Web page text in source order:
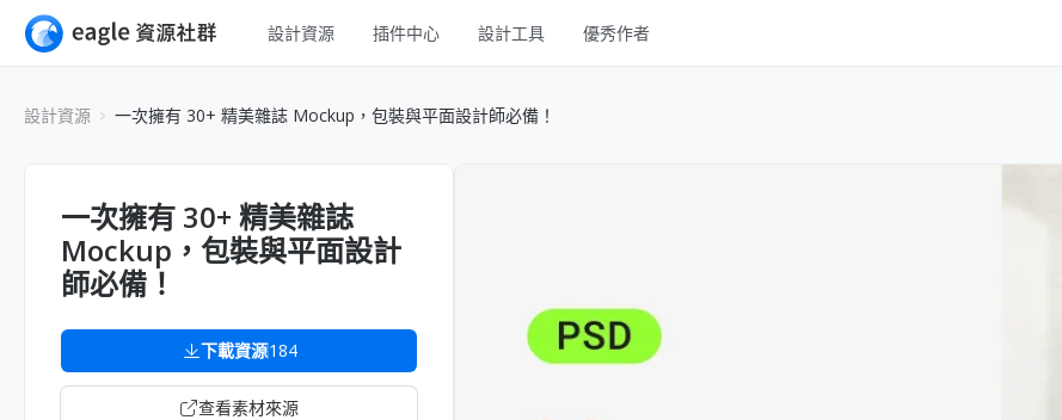
設計資源
插畫設計
遊戲設計
插件中心 設計工具 優秀作者
設計資源 一次擁有 30+ 精美雜誌 Mockup，包裝與平面設計師必備！
一次擁有 30+ 精美雜誌
Mockup，包裝與平面設計
師必備！
下載資源184
查看素材來源